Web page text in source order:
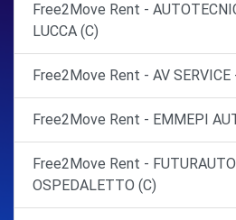
Free2Move Rent -
LUCCA (C)
Free2Move Rent - AV SERVICE
Free2Move Rent - EMMEPI
Free2Move Rent -
OSPEDALETTO (C)